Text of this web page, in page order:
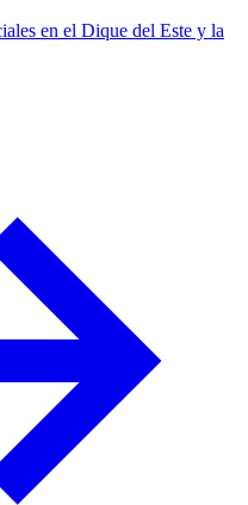
en el Dique del Este y la